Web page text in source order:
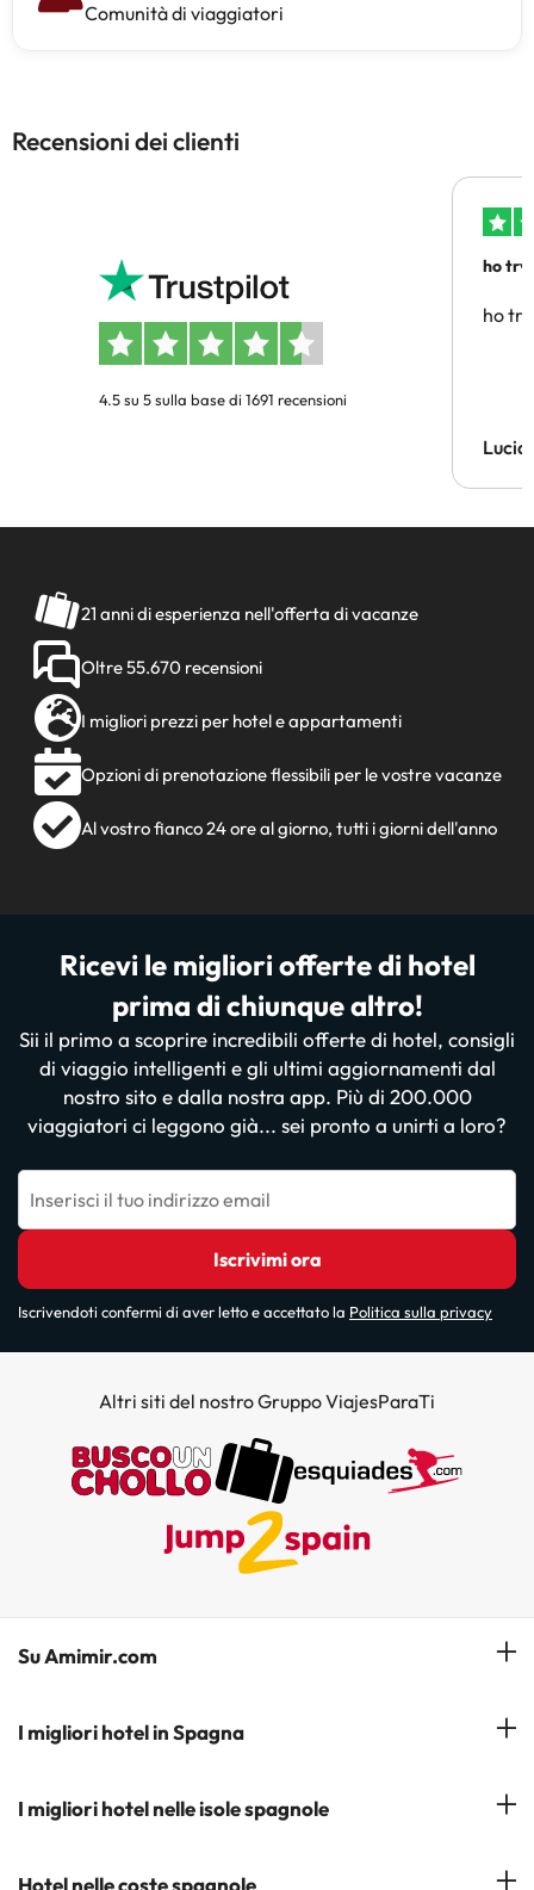
Comunità di viaggiatori
Recensioni dei clienti
4.5 su 5 sulla base di 1691 recensioni
ho
ho
Lucia
21 anni di esperienza nell'offerta di vacanze
Oltre 55.670 recensioni
I migliori prezzi per hotel e appartamenti
Opzioni di prenotazione flessibili per le vostre vacanze
Al vostro fianco 24 ore al giorno, tutti i giorni dell'anno
Ricevi le migliori offerte di hotel
prima di chiunque altro!
Sii il primo a scoprire incredibili offerte di hotel, consigli
di viaggio intelligenti e gli ultimi aggiornamenti dal
nostro sito e dalla nostra app. Più di 200.000
viaggiatori ci leggono già... sei pronto a unirti a loro?
Inserisci il tuo indirizzo email
Iscrivimi ora
Iscrivendoti confermi di aver letto e accettato la Politica sulla privacy
Altri siti del nostro Gruppo ViajesParaTi
Su Amimir.com
Il Nostro Team
Iscrivetevi alla nostra newsletter
I migliori hotel in Spagna
Hotel a Salou
I migliori hotel nelle isole spagnole
Hotel a Tenerife